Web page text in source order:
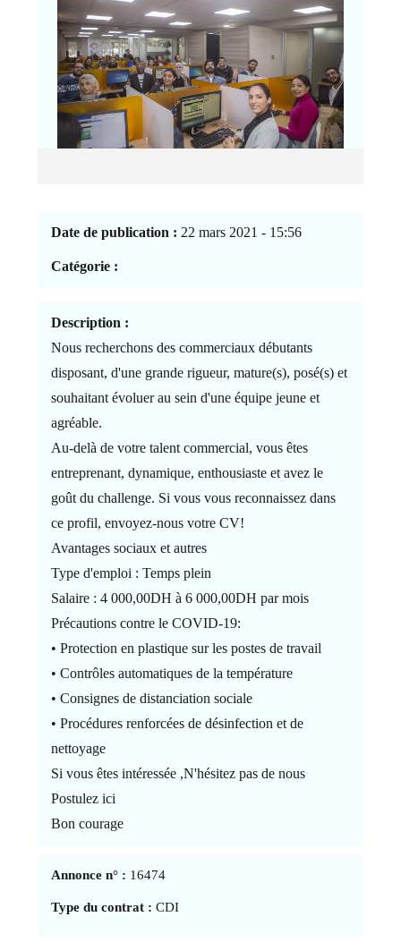
Date de publication : 22 mars 2021 - 15:56
Catégorie :
Description :
Nous recherchons des commerciaux débutants
disposant, d'une grande rigueur, mature(s), posé(s) et
souhaitant évoluer au sein d'une équipe jeune et
agréable.
Au-delà de votre talent commercial, vous êtes
entreprenant, dynamique, enthousiaste et avez le
goût du challenge. Si vous vous reconnaissez dans
ce profil, envoyez-nous votre CV!
Avantages sociaux et autres
Type d'emploi : Temps plein
Salaire : 4 000,00DH à 6 000,00DH par mois
Précautions contre le COVID-19:
• Protection en plastique sur les postes de travail
• Contrôles automatiques de la température
• Consignes de distanciation sociale
• Procédures renforcées de désinfection et de
nettoyage
Si vous êtes intéressée ,N'hésitez pas de nous
Postulez ici
Bon courage
Annonce n° : 16474
Type du contrat : CDI